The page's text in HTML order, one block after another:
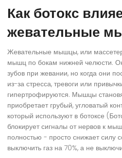
Как ботокс
жевательные
Жевательные мышцы, или
мышц по бокам нижней челюсти.
зубов при жевании, но когда они
из-за стресса, тревоги или
гипертрофируются. Мышцы
приобретает грубый, угловатый
который используют в ботоксе
блокирует сигналы от нервов к
полностью - просто снижает силу
выключить газ на 70%, а не